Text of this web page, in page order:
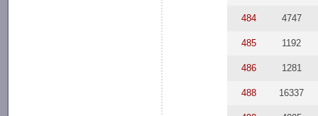
484 4747
485 1192
486 1281
488 16337